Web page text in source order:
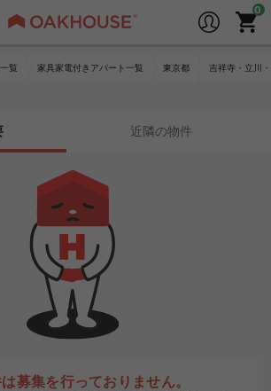
覧 家具家電付きアパート一覧 東京都 吉祥寺・立川
近隣の物件
募集を行っておりません。